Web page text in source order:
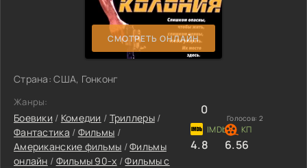
СМОТРЕТЬ ОНЛАЙН
Страна: США, Гонконг
Жанры:
Боевики / Комедии / Триллеры/
Фантастика / Фильмы /
Американские фильмы /Фильмы
онлайн / Фильмы 90-х /Фильмы с
0
Голосов: 2
4.8 6.56